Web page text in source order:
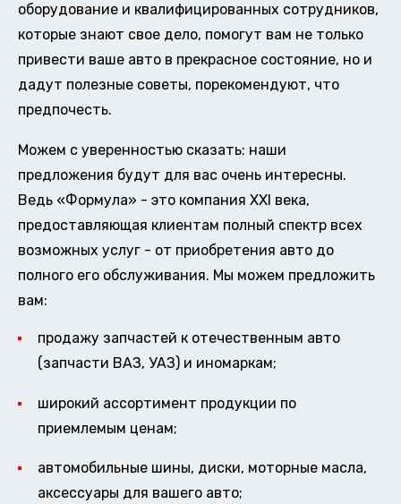
оборудование и квалифицированных сотрудников,
которые знают свое дело, помогут вам не только
привести ваше авто в прекрасное состояние, но и
дадут полезные советы, порекомендуют, что
предпочесть.
Можем с уверенностью сказать: наши
предложения будут для вас очень интересны.
Ведь «Формула» - это компания XXI века,
предоставляющая клиентам полный спектр всех
возможных услуг - от приобретения авто до
полного его обслуживания. Мы можем предложить
вам:
продажу запчастей к отечественным авто
(запчасти ВАЗ, УАЗ) и иномаркам;
широкий ассортимент продукции по
приемлемым ценам;
автомобильные шины, диски, моторные масла,
аксессуары для вашего авто;